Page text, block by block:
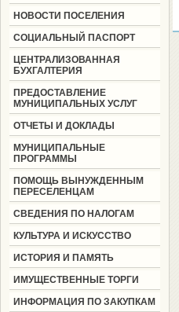
НОВОСТИ ПОСЕЛЕНИЯ
СОЦИАЛЬНЫЙ ПАСПОРТ
ЦЕНТРАЛИЗОВАННАЯ
БУХГАЛТЕРИЯ
ПРЕДОСТАВЛЕНИЕ
МУНИЦИПАЛЬНЫХ УСЛУГ
ОТЧЕТЫ И ДОКЛАДЫ
МУНИЦИПАЛЬНЫЕ
ПРОГРАММЫ
ПОМОЩЬ ВЫНУЖДЕННЫМ
ПЕРЕСЕЛЕНЦАМ
СВЕДЕНИЯ ПО НАЛОГАМ
КУЛЬТУРА И ИСКУССТВО
ИСТОРИЯ И ПАМЯТЬ
ИМУЩЕСТВЕННЫЕ ТОРГИ
ИНФОРМАЦИЯ ПО ЗАКУПКАМ